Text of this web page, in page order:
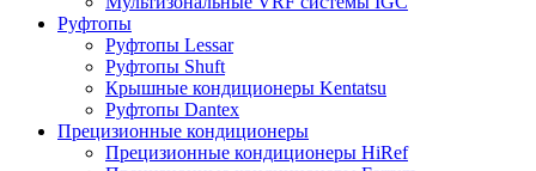
Руфтопы
Руфтопы Lessar
Руфтопы Shuft
Крышные кондиционеры Kentatsu
Руфтопы Dantex
Прецизионные кондиционеры
Прецизионные кондиционеры HiRef